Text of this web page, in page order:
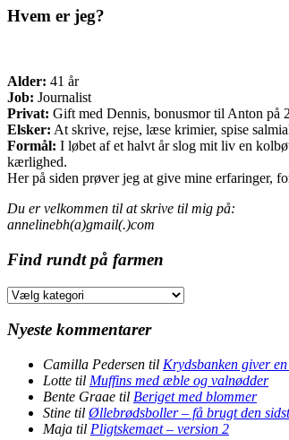
Hvem er jeg?
Alder: 41 år
Job: Journalist
Privat: Gift med Dennis, bonusmor til Anton på
Elsker: At skrive, rejse, læse krimier, spise
Formål: I løbet af et halvt år slog mit liv en
kærlighed.
Her på siden prøver jeg at give mine erfaringer,
Du er velkommen til at skrive til mig på:
annelinebh(a)gmail(.)com
Find rundt på farmen
Find
på
farmen
Nyeste kommentarer
Camilla Pedersen til Krydsbanken giver
Lotte til Muffins med æble og valnødder
Bente Graae til Beriget med blommer
Stine til Øllebrødsboller – få brugt den
Maja til Pligtskemaet – version 2